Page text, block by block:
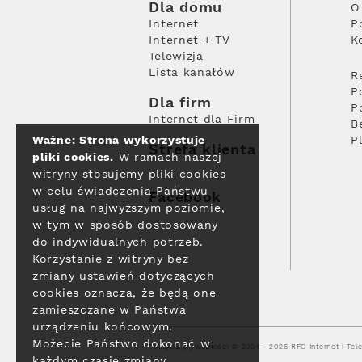
Dla domu
Internet
Internet + TV
Telewizja
Lista kanałów
Dla firm
Internet dla Firm
Strefa klienta
Facebook
Polityka prywatności © 2004 - 2026 RFC Internet i
Ważne: Strona wykorzystuje
pliki cookies. W ramach naszej
witryny stosujemy pliki cookies
w celu świadczenia Państwu
usług na najwyższym poziomie,
w tym w sposób dostosowany
do indywidualnych potrzeb.
Korzystanie z witryny bez
zmiany ustawień dotyczących
cookies oznacza, że będą one
zamieszczane w Państwa
urządzeniu końcowym.
Możecie Państwo dokonać w